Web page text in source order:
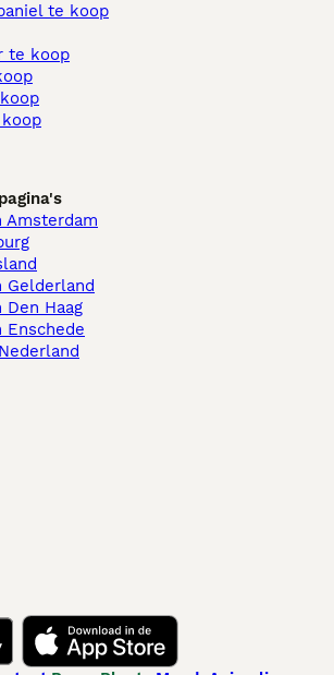
te koop
te koop
Amsterdam
Gelderland
Haag
Enschede